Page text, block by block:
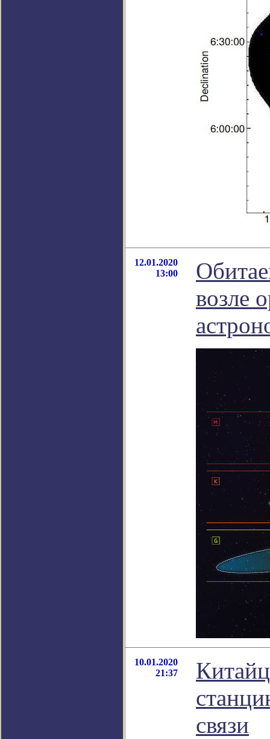
12.01.2020
13:00
возле
10.01.2020
21:37
связи